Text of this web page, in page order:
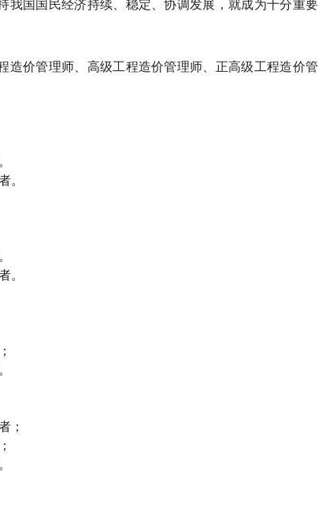
我国国民经济持续、稳定、协调发展，就成为十分重要
价管理师、高级工程造价管理师、正高级工程造价管
。
。
；